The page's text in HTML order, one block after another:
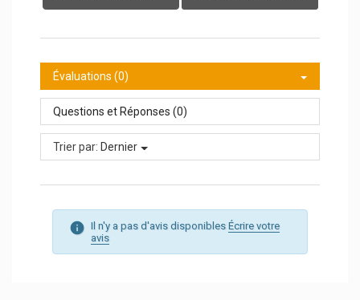
Évaluations (0)
Questions et Réponses (0)
Trier par: Dernier
Il n'y a pas d'avis disponibles Écrire votre
avis